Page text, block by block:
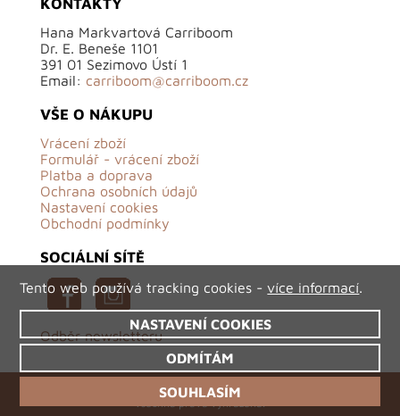
Hana Markvartová Carriboom
Dr. E. Beneše 1101
391 01 Sezimovo Ústí 1
Email: carriboom@carriboom.cz
VŠE O NÁKUPU
Vrácení zboží
Formulář - vrácení zboží
Platba a doprava
Ochrana osobních údajů
Nastavení cookies
Obchodní podmínky
SOCIÁLNÍ SÍTĚ
Odběr newsletteru
©2026 Carriboom.cz - originální české oděvy,
všechna práva vyhrazena.
Tento web používá tracking cookies -více informací.
NASTAVENÍ COOKIES
ODMÍTÁM
SOUHLASÍM